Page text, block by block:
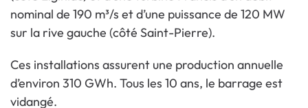
nominal de 190 m³/s et d’une puissance de 120 MW
sur la rive gauche (côté Saint-Pierre).
Ces installations assurent une production annuelle
d’environ 310 GWh. Tous les 10 ans, le barrage est
vidangé.